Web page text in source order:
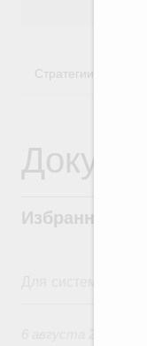
Стратегии
Избранные
Для системного